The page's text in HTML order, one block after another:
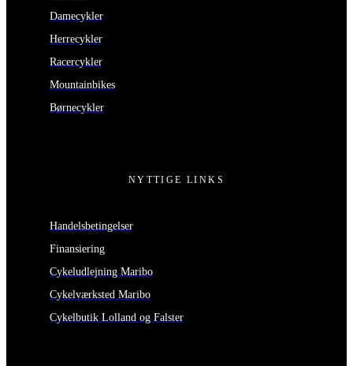
Damecykler
Herrecykler
Racercykler
Mountainbikes
Børnecykler
NYTTIGE LINKS
Handelsbetingelser
Finansiering
Cykeludlejning Maribo
Cykelværksted Maribo
Cykelbutik Lolland og Falster